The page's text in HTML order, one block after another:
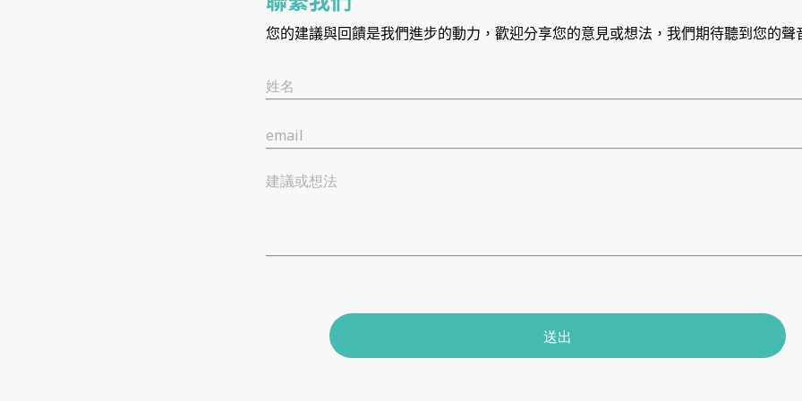
您的建議與回饋是我們進步的動力，歡迎分享您的意見或想法，我們期待聽到您的聲
姓名
email
建議或想法
送出